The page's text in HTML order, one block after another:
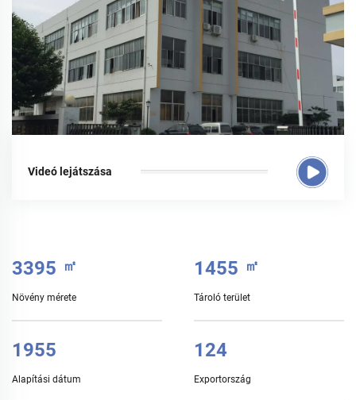
Videó lejátszása
3500 ㎡
Növény mérete
1500 ㎡
Tároló terület
2015
Alapítási dátum
128
Exportország